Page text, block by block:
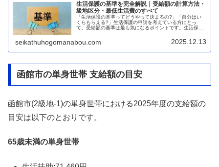
生活保護の基準を完全解説｜受給額の計算方法・
級地区分・最低生活費のすべて
「生活保護の基準ってどうやって決まるの?」「自分はい
くらもらえる?」生活保護の申請を考えている方にとっ
て、受給額の基準は最も気になるポイントです。生活保護
seikathuhogomanabou.com 2025.12.13
函館市の単身世帯 支給額の目安
函館市(2級地-1)の単身世帯における2025年度の支給額の
目安は以下のとおりです。
65歳未満の単身世帯